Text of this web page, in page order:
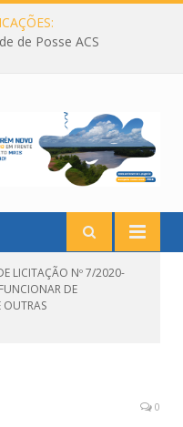
de Posse ACS
LICITAÇÃO Nº 7/2020-
DE
OUTRAS
0